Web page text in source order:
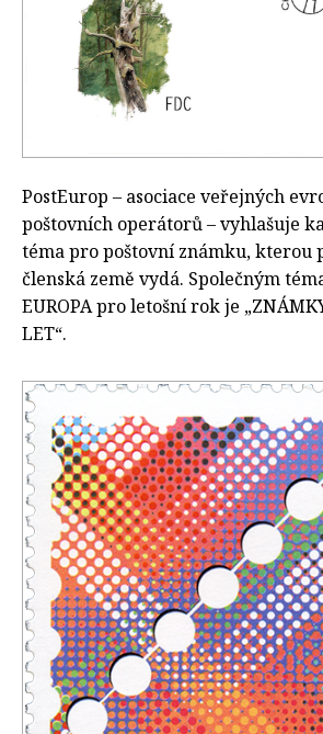
PostEurop – asociace veřejných
poštovních operátorů– vyhlašuje
téma pro poštovní známku, kterou
členská země vydá. Společným
EUROPA pro letošní rok je
LET“.